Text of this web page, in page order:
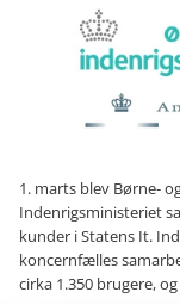
1. marts blev Børne-
Indenrigsministeriet
kunder i Statens It.
koncernfælles
cirka 1.350 brugere,